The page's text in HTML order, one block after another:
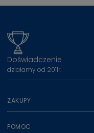
Doświadczenie
działamy od 2011r.
ZAKUPY
POMOC